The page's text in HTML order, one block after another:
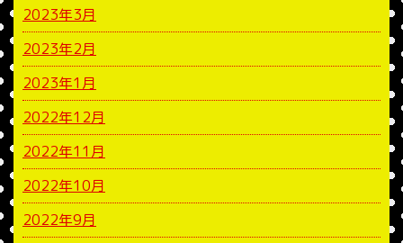
2023年3月
2023年2月
2023年1月
2022年12月
2022年11月
2022年10月
2022年9月